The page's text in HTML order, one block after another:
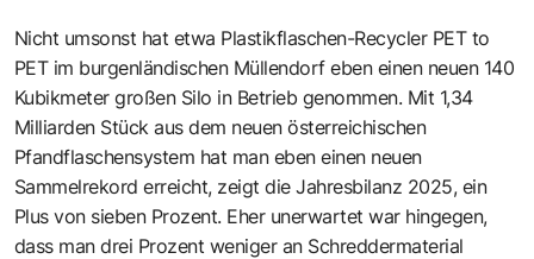
Nicht umsonst hat etwa Plastikflaschen-Recycler PET to
PET im burgenländischen Müllendorf eben einen neuen 140
Kubikmeter großen Silo in Betrieb genommen. Mit 1,34
Milliarden Stück aus dem neuen österreichischen
Pfandflaschensystem hat man eben einen neuen
Sammelrekord erreicht, zeigt die Jahresbilanz 2025, ein
Plus von sieben Prozent. Eher unerwartet war hingegen,
dass man drei Prozent weniger an Schreddermaterial